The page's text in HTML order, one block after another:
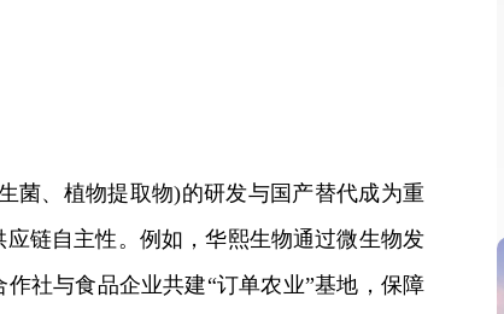
菌、植物提取物)的研发与国产替代成为重
链自主性。例如，华熙生物通过微生物发
社与食品企业共建“订单农业”基地，保障